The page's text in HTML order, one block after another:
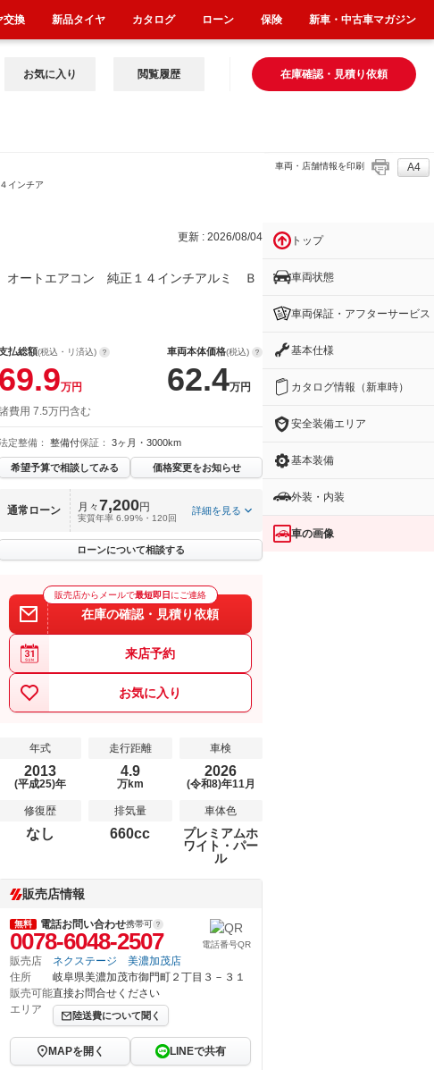
在庫確認・見積り依頼
お気に入り 閲覧履歴
インチア
車両・店舗情報を印刷 A4
更新 : 2026/08/04
ートエアコン 純正１４インチアルミ Ｂ
払総額(税込・リ済込)
69.9万円
車両本体価格(税込)
62.4万円
費用 7.5万円含む
定整備： 整備付保証： 3ヶ月・3000km
希望予算で相談してみる 価格変更をお知らせ
通常ローン 月々7,200円
実質年率 6.99%・120回
詳細を見る
ローンについて相談する
販売店からメールで最短即日 にご連絡
在庫の確認・見積り依頼
来店予約
お気に入り
年式
2013
(平成25)年
走行距離
4.9
万km
車検
2026
(令和8)年11月
修復歴
なし
排気量
660cc
車体色
プレミアムホ
ワイト・パー
ル
販売店情報
無料 電話お問い合わせ携帯可
0078-6048-2507 電話番号QR
販売店
ネクステージ 美濃加茂店
住所
岐阜県美濃加茂市御門町２丁目３－３１
販売可能
エリア
直接お問合せください
陸送費について聞く
MAPを開く LINEで共有
トップ
車両状態
車両保証・アフターサービス
基本仕様
カタログ情報（新車時）
安全装備エリア
基本装備
外装・内装
車の画像
交換 新品タイヤ カタログ ローン 保険 新車・中古車マガジン